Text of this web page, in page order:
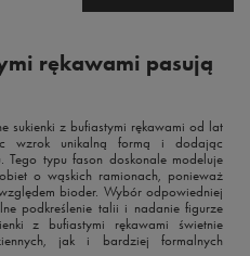
rękawami pasują
sukienki z bufiastymi rękawami od lat
wzrok unikalną formą i dodając
Tego typu fason doskonale modeluje
o wąskich ramionach, ponieważ
bioder. Wybór odpowiedniej
podkreślenie talii i nadanie figurze
z bufiastymi rękawami świetnie
jak i bardziej formalnych